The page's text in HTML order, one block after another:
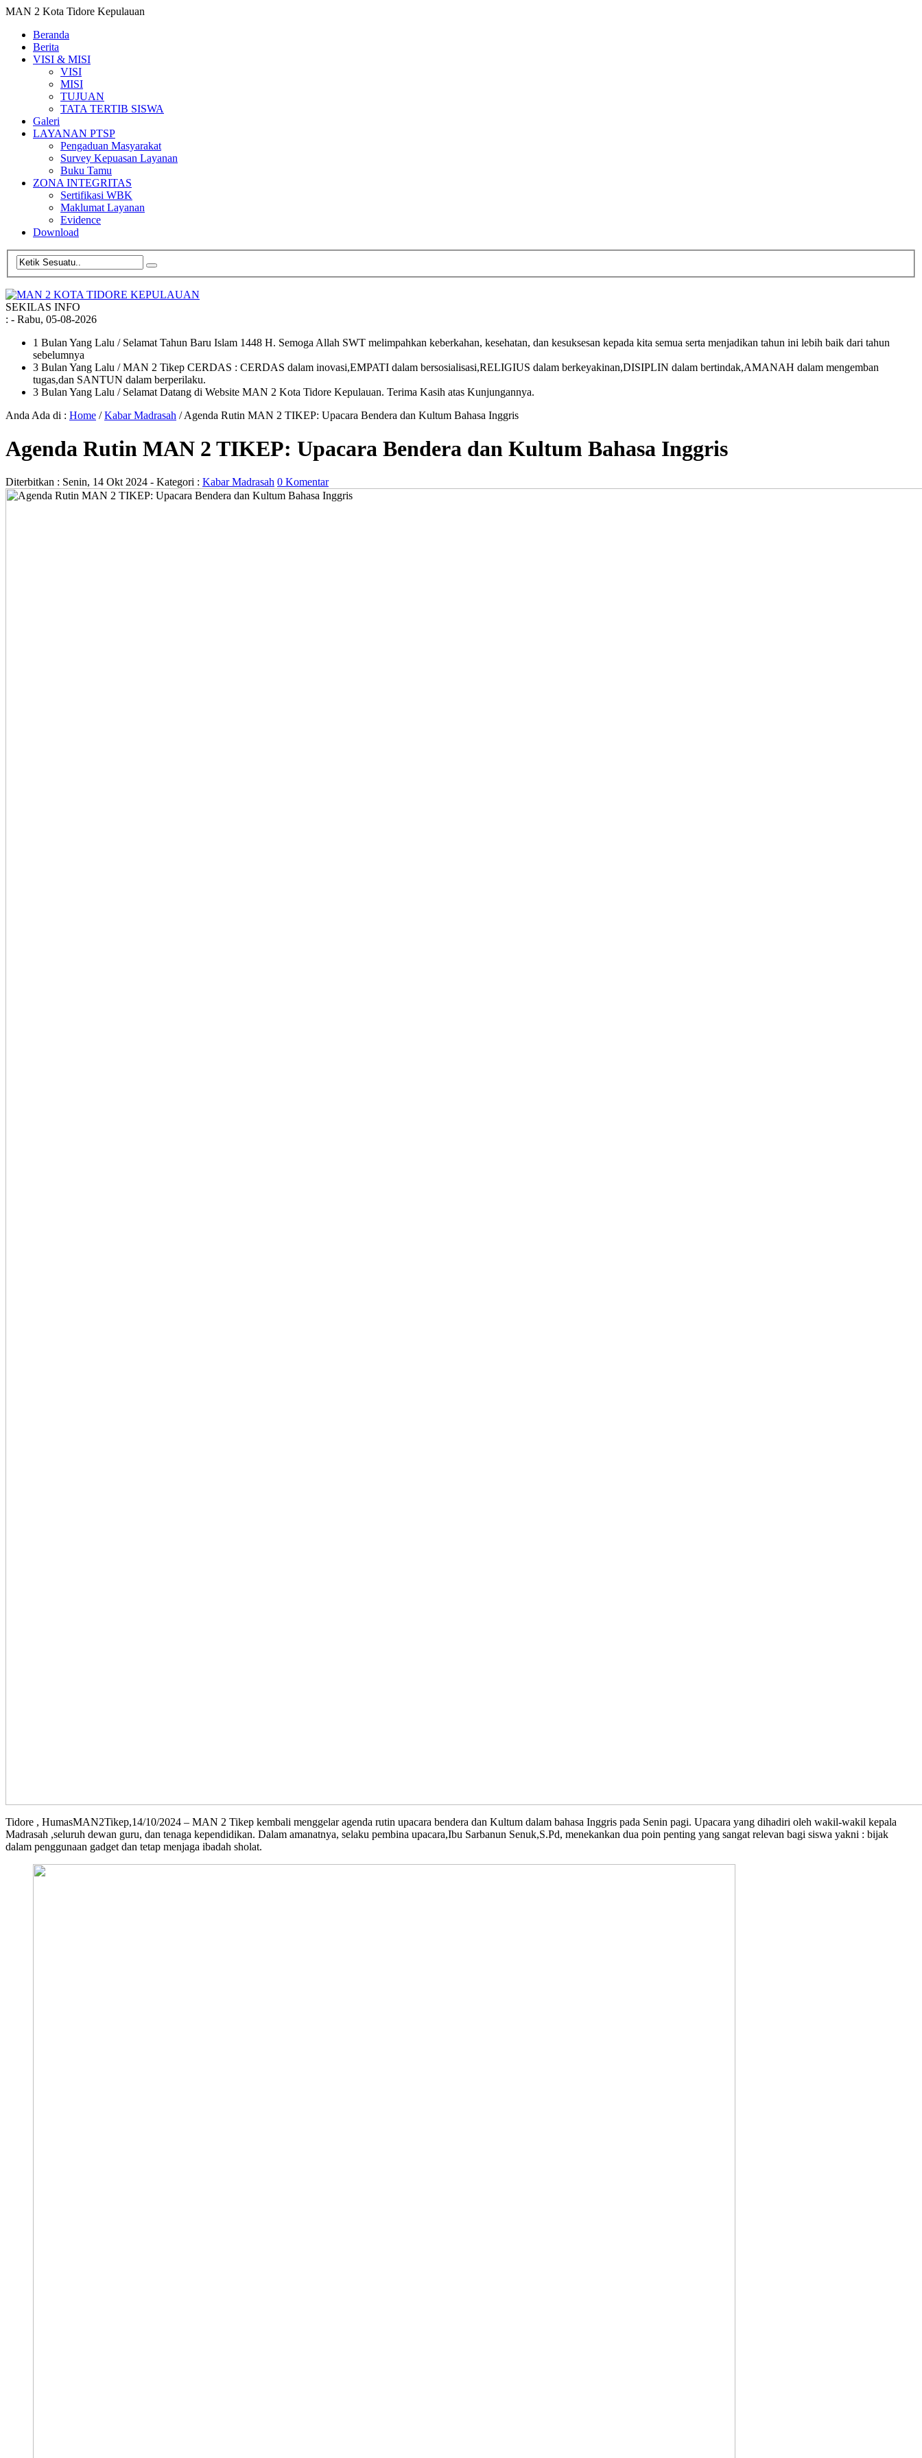
MAN 2 Kota Tidore Kepulauan
Beranda
Berita
VISI & MISI
VISI
MISI
TUJUAN
TATA TERTIB SISWA
Galeri
LAYANAN PTSP
Pengaduan Masyarakat
Survey Kepuasan Layanan
Buku Tamu
ZONA INTEGRITAS
Sertifikasi WBK
Maklumat Layanan
Evidence
Download
SEKILAS INFO
: - Rabu, 05-08-2026
1 Bulan Yang Lalu / Selamat Tahun Baru Islam 1448 H. Semoga Allah SWT melimpahkan keberkahan, kesehatan, dan kesuksesan kepada kita semua serta menjadikan tahun ini lebih baik dari tahun
sebelumnya
3 Bulan Yang Lalu / MAN 2 Tikep CERDAS : CERDAS dalam inovasi,EMPATI dalam bersosialisasi,RELIGIUS dalam berkeyakinan,DISIPLIN dalam bertindak,AMANAH dalam mengemban
tugas,dan SANTUN dalam berperilaku.
3 Bulan Yang Lalu / Selamat Datang di Website MAN 2 Kota Tidore Kepulauan. Terima Kasih atas Kunjungannya.
Anda Ada di : Home /Kabar Madrasah /Agenda Rutin MAN 2 TIKEP: Upacara Bendera dan Kultum Bahasa Inggris
Agenda Rutin MAN 2 TIKEP: Upacara Bendera dan Kultum Bahasa Inggris
Diterbitkan : Senin, 14 Okt 2024 - Kategori : Kabar Madrasah 0 Komentar
Tidore , HumasMAN2Tikep,14/10/2024 – MAN 2 Tikep kembali menggelar agenda rutin upacara bendera dan Kultum dalam bahasa Inggris pada Senin pagi. Upacara yang dihadiri oleh wakil-wakil kepala
Madrasah ,seluruh dewan guru, dan tenaga kependidikan. Dalam amanatnya, selaku pembina upacara,Ibu Sarbanun Senuk,S.Pd, menekankan dua poin penting yang sangat relevan bagi siswa yakni : bijak
dalam penggunaan gadget dan tetap menjaga ibadah sholat.